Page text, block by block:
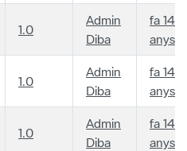
1.0
Admin
Diba
fa 14
anys
1.0
Admin
Diba
fa 14
anys
1.0
Admin
Diba
fa 14
anys